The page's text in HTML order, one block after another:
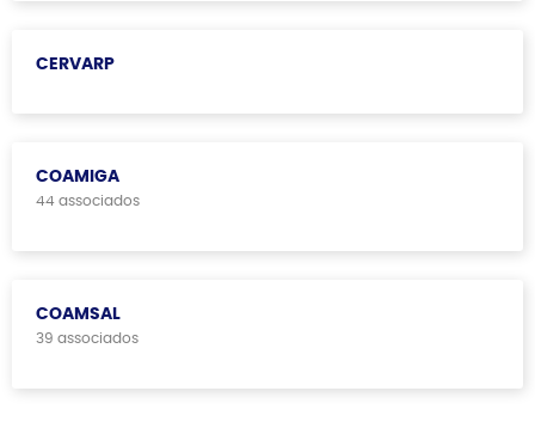
CERVARP
COAMIGA
44 associados
COAMSAL
39 associados